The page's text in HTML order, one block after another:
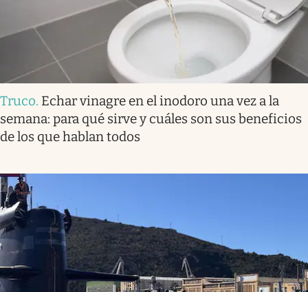
Truco. Echar vinagre en el inodoro una vez a la
semana: para qué sirve y cuáles son sus beneficios
de los que hablan todos